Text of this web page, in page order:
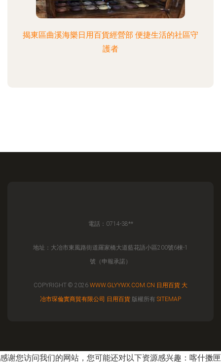
揭東區曲溪海樂日用百貨經營部 便捷生活的社區守
護者
電話：0714-38**
地址：大冶市東風路街道羅家橋大道藍花語小區200號6棟-1
號（申報承諾）
COPYRIGHT © 2026 WWW.GLYYWX.COM.CN 日用百貨 大
冶市琛倫實商貿有限公司 日用百貨 版權所有 SITEMAP
感谢您访问我们的网站，您可能还对以下资源感兴趣：喀什擞匣